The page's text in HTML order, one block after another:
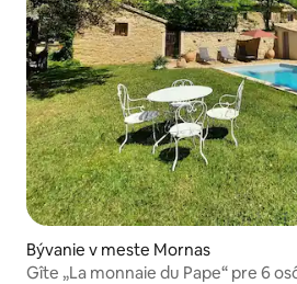
Bývanie v meste Mornas
Gîte „La monnaie du Pape“ pre 6